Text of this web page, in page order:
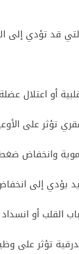
قد تؤدي إلى
أو اعتلال
تؤثر على
وانخفاض
يؤدي إلى
القلب أو
تؤثر على